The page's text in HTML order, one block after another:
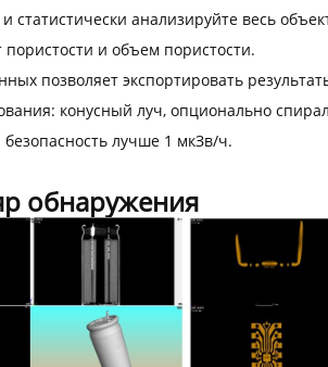
статистически анализируйте весь
и объем пористости.
позволяет экспортировать
конусный луч, опционально
лучше 1 мкЗв/ч.
обнаружения